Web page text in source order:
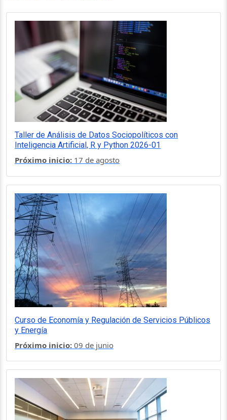
Taller de Análisis de Datos Sociopolíticos con
Inteligencia Artificial, R y Python 2026-01
Próximo inicio: 17 de agosto
Curso de Economía y Regulación de Servicios Públicos
y Energía
Próximo inicio: 09 de junio